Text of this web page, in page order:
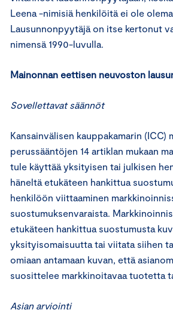
Leena -nimisiä henkilöitä ei ole
Lausunnonpyytäjä on itse kertonut
nimensä 1990-luvulla.
Mainonnan eettisen neuvoston
Sovellettavat säännöt
Kansainvälisen kauppakamarin (ICC)
perussääntöjen 14 artiklan mukaan
tule käyttää yksityisen tai julkisen
häneltä etukäteen hankittua
henkilöön viittaaminen
suostumuksenvaraista.
etukäteen hankittua suostumusta
yksityisomaisuutta tai viitata siihen
omiaan antamaan kuvan, että
suosittelee markkinoitavaa tuotetta
Asian arviointi